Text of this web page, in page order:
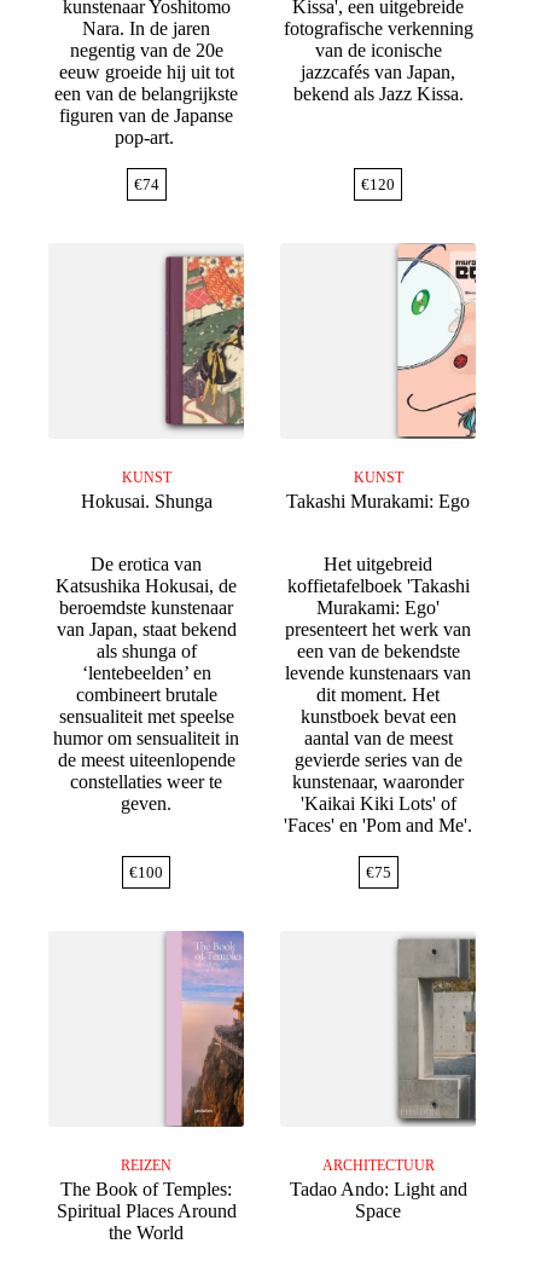
kunstenaar Yoshitomo
Nara. In de jaren
negentig van de 20e
eeuw groeide hij uit tot
een van de belangrijkste
figuren van de Japanse
pop-art.
€74
Kissa', een uitgebreide
fotografische verkenning
van de iconische
jazzcafés van Japan,
bekend als Jazz Kissa.
€120
KUNST
Hokusai. Shunga
De erotica van
Katsushika Hokusai, de
beroemdste kunstenaar
van Japan, staat bekend
als shunga of
‘lentebeelden’ en
combineert brutale
sensualiteit met speelse
humor om sensualiteit in
de meest uiteenlopende
constellaties weer te
geven.
€100
KUNST
Takashi Murakami: Ego
Het uitgebreid
koffietafelboek 'Takashi
Murakami: Ego'
presenteert het werk van
een van de bekendste
levende kunstenaars van
dit moment. Het
kunstboek bevat een
aantal van de meest
gevierde series van de
kunstenaar, waaronder
'Kaikai Kiki Lots' of
'Faces' en 'Pom and Me'.
€75
REIZEN
The Book of Temples:
Spiritual Places Around
the World
ARCHITECTUUR
Tadao Ando: Light and
Space